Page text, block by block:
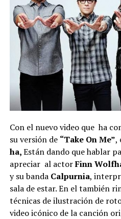
Con el nuevo video que ha
su versión de “Take On Me”,
ha,Están dando que hablar
apreciar al actorFinn
y su banda Calpurnia,
sala de estar. En el también
técnicas de ilustración de
video icónico de la canción